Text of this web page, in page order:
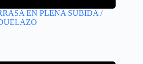
EN PLENA SUBIDA /